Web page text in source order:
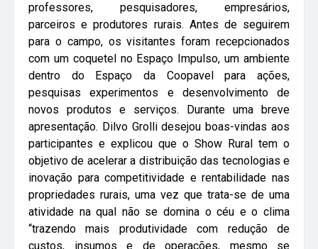
professores, pesquisadores, empresários,
parceiros e produtores rurais. Antes de seguirem
para o campo, os visitantes foram recepcionados
com um coquetel no Espaço Impulso, um ambiente
dentro do Espaço da Coopavel para ações,
pesquisas experimentos e desenvolvimento de
novos produtos e serviços. Durante uma breve
apresentação. Dilvo Grolli desejou boas-vindas aos
participantes e explicou que o Show Rural tem o
objetivo de acelerar a distribuição das tecnologias e
inovação para competitividade e rentabilidade nas
propriedades rurais, uma vez que trata-se de uma
atividade na qual não se domina o céu e o clima
“trazendo mais produtividade com redução de
custos, insumos e de operações, mesmo se